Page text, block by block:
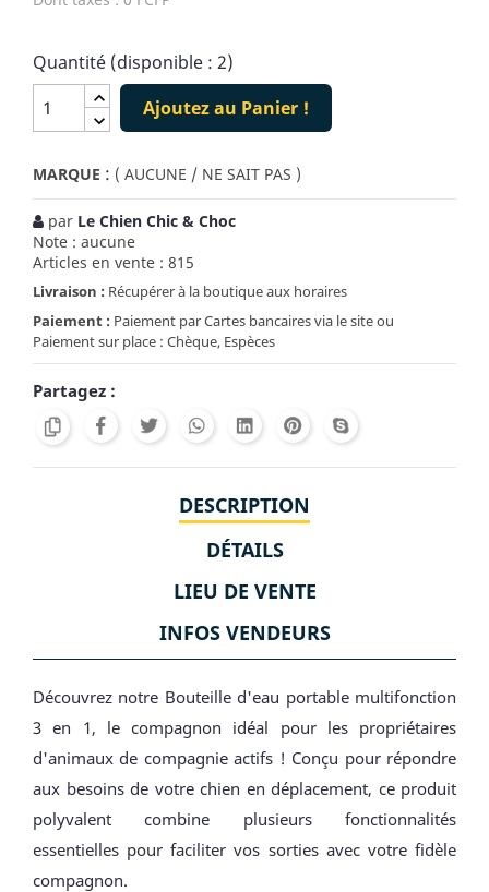
Quantité (disponible : 2)
Ajoutez au Panier !
MARQUE : ( AUCUNE / NE SAIT PAS )
par Le Chien Chic & Choc
Note : aucune
Articles en vente : 815
Livraison : Récupérer à la boutique aux horaires
Paiement : Paiement par Cartes bancaires via le site ou
Paiement sur place : Chèque, Espèces
Partagez :
DESCRIPTION
DÉTAILS
LIEU DE VENTE
INFOS VENDEURS
Découvrez notre Bouteille d'eau portable multifonction
3 en 1, le compagnon idéal pour les propriétaires
d'animaux de compagnie actifs ! Conçu pour répondre
aux besoins de votre chien en déplacement, ce produit
polyvalent combine plusieurs fonctionnalités
essentielles pour faciliter vos sorties avec votre fidèle
compagnon.